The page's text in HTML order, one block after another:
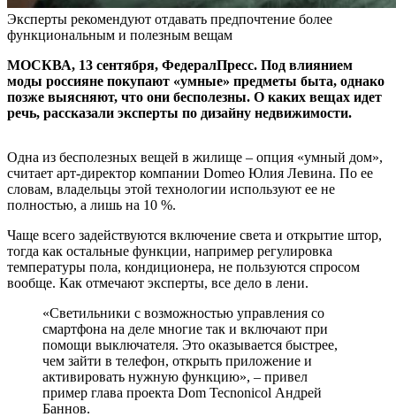
Эксперты рекомендуют отдавать предпочтение более
функциональным и полезным вещам
МОСКВА, 13 сентября, ФедералПресс. Под влиянием
моды россияне покупают «умные» предметы быта, однако
позже выясняют, что они бесполезны. О каких вещах идет
речь, рассказали эксперты по дизайну недвижимости.
Одна из бесполезных вещей в жилище – опция «умный дом»,
считает арт-директор компании Domeo Юлия Левина. По ее
словам, владельцы этой технологии используют ее не
полностью, а лишь на 10 %.
Чаще всего задействуются включение света и открытие штор,
тогда как остальные функции, например регулировка
температуры пола, кондиционера, не пользуются спросом
вообще. Как отмечают эксперты, все дело в лени.
«Светильники с возможностью управления со
смартфона на деле многие так и включают при
помощи выключателя. Это оказывается быстрее,
чем зайти в телефон, открыть приложение и
активировать нужную функцию», – привел
пример глава проекта Dom Tecnonicol Андрей
Баннов.